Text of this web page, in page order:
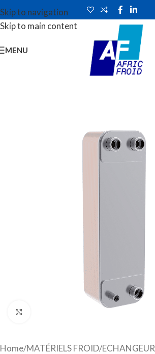
Skip to navigation
Skip to main content
MENU
Home/MATÉRIELS FROID/ECHANGEUR